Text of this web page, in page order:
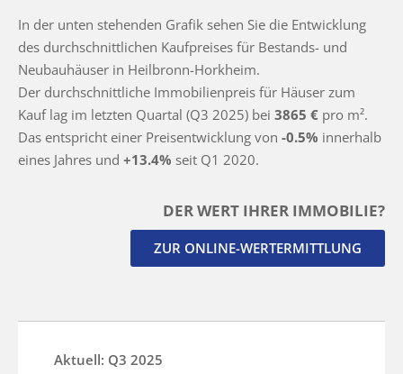
In der unten stehenden Grafik sehen Sie die Entwicklung
des durchschnittlichen Kaufpreises für Bestands- und
Neubauhäuser in Heilbronn-Horkheim.
Der durchschnittliche Immobilienpreis für Häuser zum
Kauf lag im letzten Quartal (Q3 2025) bei 3865 € pro m².
Das entspricht einer Preisentwicklung von -0.5% innerhalb
eines Jahres und +13.4% seit Q1 2020.
DER WERT IHRER IMMOBILIE?
ZUR ONLINE-WERTERMITTLUNG
Aktuell: Q3 2025